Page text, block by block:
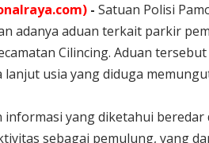
- Satuan Polisi
adanya aduan terkait parkir
Cilincing. Aduan
usia yang diduga
informasi yang diketahui
sebagai pemulung, yang